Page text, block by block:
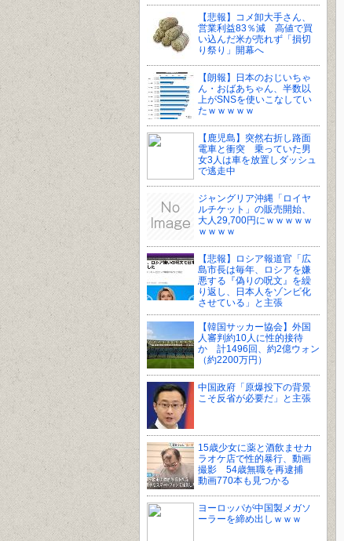
【悲報】コメ卸大手さん、
営業利益83％減 高値で買
い込んだ米が売れず「損切
り祭り」開幕へ
【朗報】日本のおじいちゃ
ん・おばあちゃん、半数以
上がSNSを使いこなしてい
たｗｗｗｗｗ
【鹿児島】突然右折し路面
電車と衝突 乗っていた男
女3人は車を放置しダッシュ
で逃走中
ジャングリア沖縄「ロイヤ
ルチケット」の販売開始、
大人29,700円にｗｗｗｗｗ
ｗｗｗｗ
【悲報】ロシア報道官「広
島市長は毎年、ロシアを嫌
悪する『偽りの呪文』を繰
り返し、日本人をゾンビ化
させている」と主張
【韓国サッカー協会】外国
人審判約10人に性的接待
か 計1496回、約2億ウォン
（約2200万円）
中国政府「原爆投下の背景
こそ反省が必要だ」と主張
15歳少女に薬と酒飲ませカ
ラオケ店で性的暴行、動画
撮影 54歳無職を再逮捕
動画770本も見つかる
ヨーロッパが中国製メガソ
ーラーを締め出しｗｗｗ